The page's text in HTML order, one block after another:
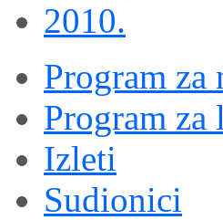
2010.
Program za
Program za
Izleti
Sudionici